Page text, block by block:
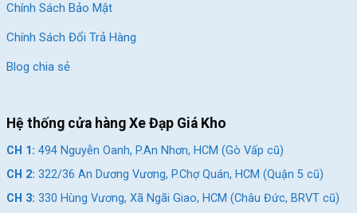
Chính Sách Bảo Mật
Chính Sách Đổi Trả Hàng
Blog chia sẻ
Hệ thống cửa hàng Xe Đạp Giá Kho
CH 1: 494 Nguyễn Oanh, P.An Nhơn, HCM (Gò Vấp cũ)
CH 2: 322/36 An Dương Vương, P.Chợ Quán, HCM (Quận 5 cũ)
CH 3: 330 Hùng Vương, Xã Ngãi Giao, HCM (Châu Đức, BRVT cũ)